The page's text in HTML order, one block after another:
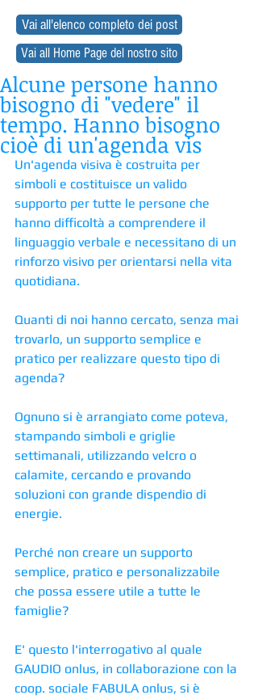
Vai all'elenco completo dei post
Vai all Home Page del nostro sito
Alcune persone hanno
bisogno di "vedere" il
tempo. Hanno bisogno
cioè di un'agenda vis
Un'agenda visiva è costruita per
simboli e costituisce un valido
supporto per tutte le persone che
hanno difficoltà a comprendere il
linguaggio verbale e necessitano di un
rinforzo visivo per orientarsi nella vita
quotidiana.
Quanti di noi hanno cercato, senza mai
trovarlo, un supporto semplice e
pratico per realizzare questo tipo di
agenda?
Ognuno si è arrangiato come poteva,
stampando simboli e griglie
settimanali, utilizzando velcro o
calamite, cercando e provando
soluzioni con grande dispendio di
energie.
Perché non creare un supporto
semplice, pratico e personalizzabile
che possa essere utile a tutte le
famiglie?
E' questo l'interrogativo al quale
GAUDIO onlus, in collaborazione con la
coop. sociale FABULA onlus, si è